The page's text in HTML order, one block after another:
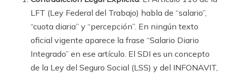
LFT (Ley Federal del Trabajo) habla de “salario”,
“cuota diaria” y “percepción”. En ningún texto
oficial vigente aparece la frase “Salario Diario
Integrado” en ese artículo. El SDI es un concepto
de la Ley del Seguro Social (LSS) y del INFONAVIT,